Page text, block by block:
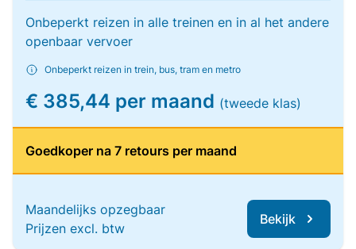
Onbeperkt reizen in alle treinen en in al het andere
openbaar vervoer
Onbeperkt reizen in trein, bus, tram en metro
€ 385,44 per maand (tweede klas)
Goedkoper na 7 retours per maand
Maandelijks opzegbaar
Prijzen excl. btw
Bekijk